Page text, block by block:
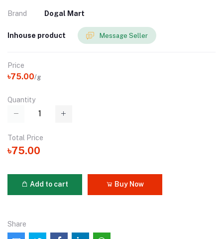
Brand Dogal Mart
Inhouse product Message Seller
Price
৳75.00/g
Quantity
Total Price
৳75.00
Add to cart Buy Now
Share